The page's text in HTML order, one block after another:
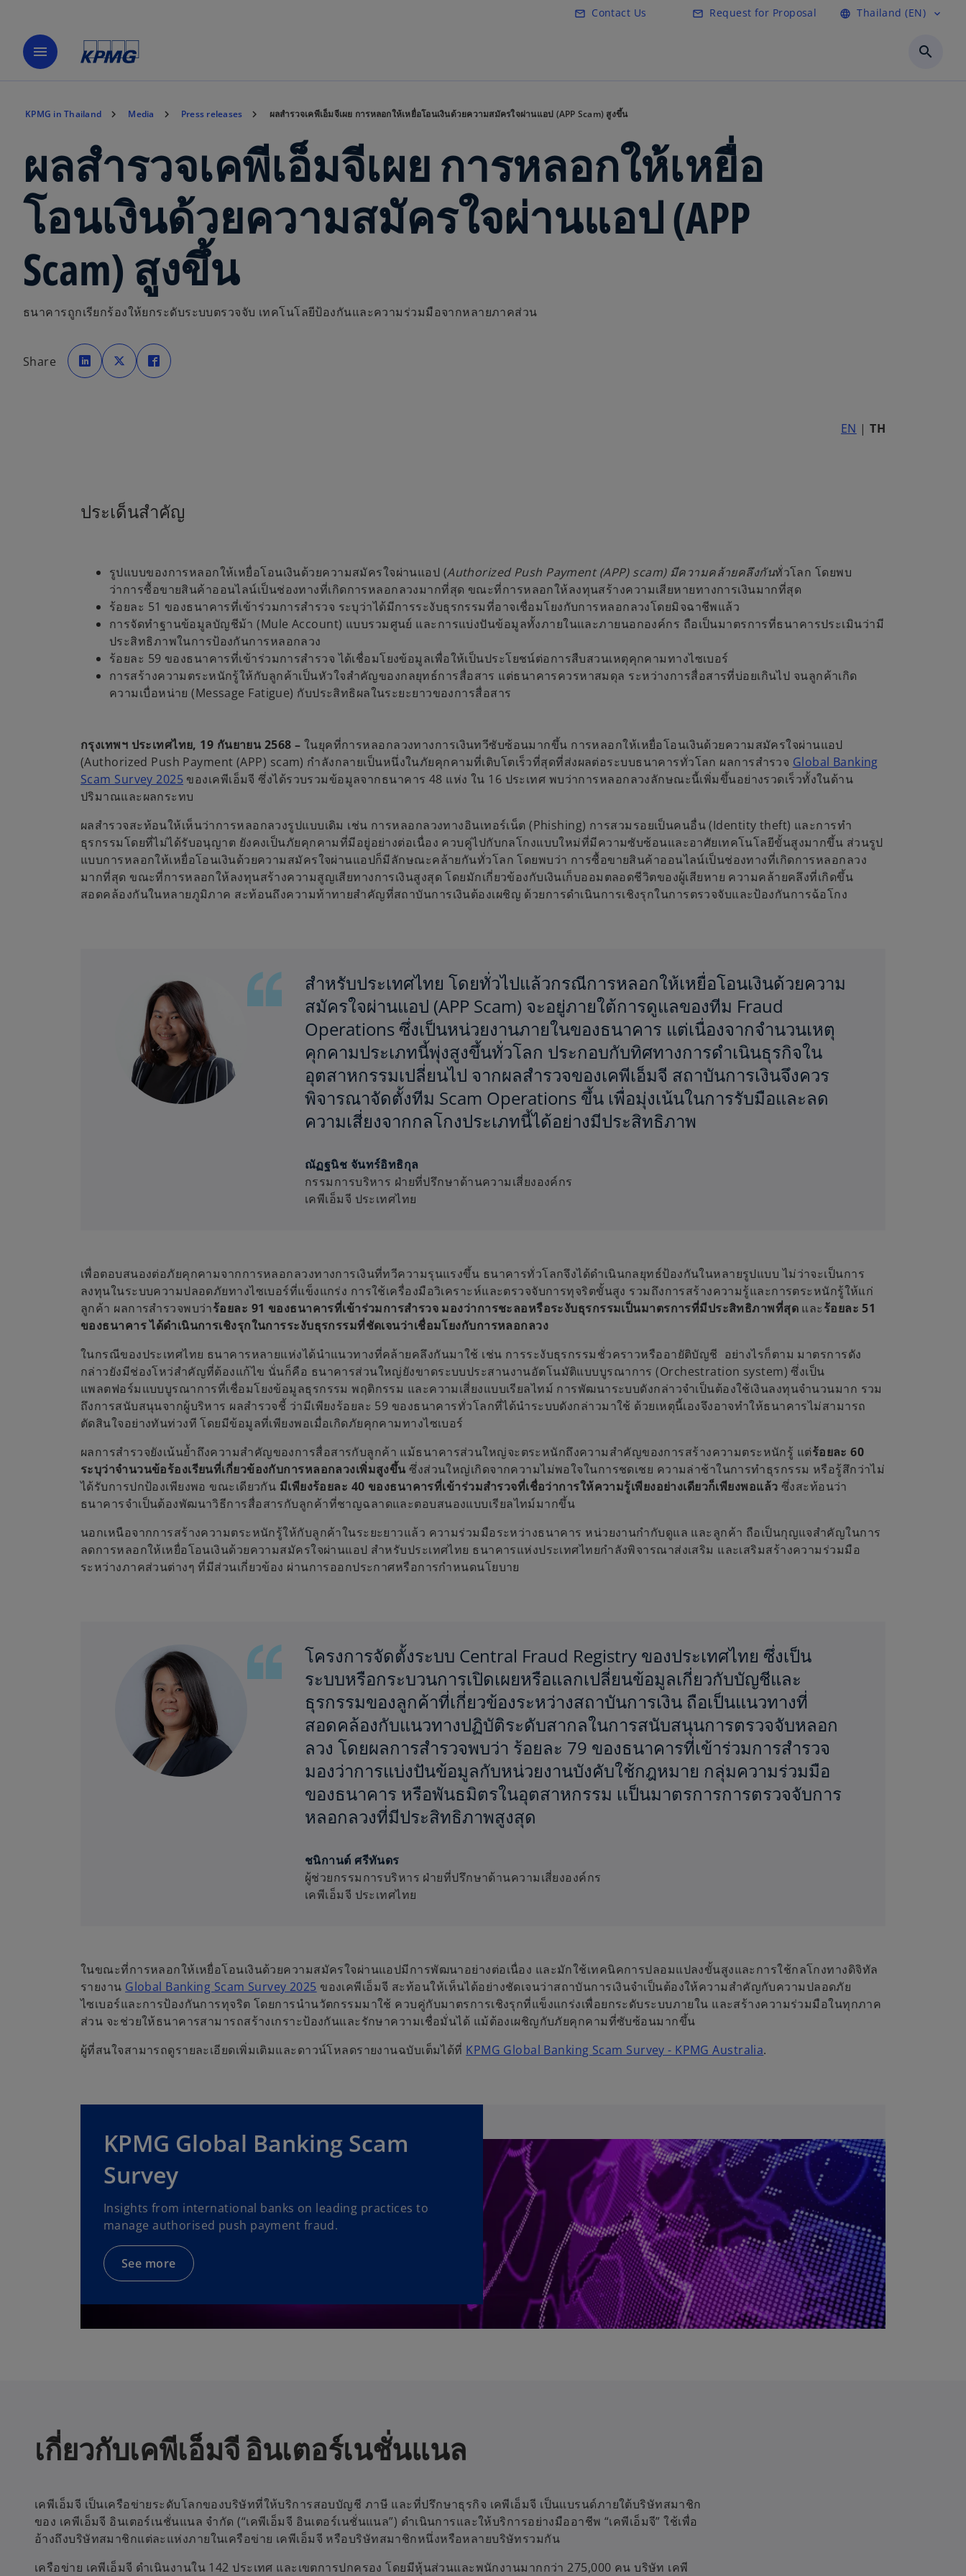
Skip to main content
mail_outline Contact Us mail_outline Request for Proposal language Thailand (EN) expand_more
menu search
KPMG in Thailand Media Press releases ผลสำรวจเคพีเอ็มจีเผย การหลอกให้เหยื่อโอนเงินด้วยความสมัครใจผ่านแอป (APP Scam) สูงขึ้น
ผลสำรวจเคพีเอ็มจีเผย การหลอกให้เหยื่อ
โอนเงินด้วยความสมัครใจผ่านแอป (APP
Scam) สูงขึ้น
ธนาคารถูกเรียกร้องให้ยกระดับระบบตรวจจับ เทคโนโลยีป้องกันและความร่วมมือจากหลายภาคส่วน
Share
o
p
e
n
o
p
e
n
p
e
EN |TH
ประเด็นสำคัญ
รูปแบบของการหลอกให้เหยื่อโอนเงินด้วยความสมัครใจผ่านแอป (Authorized Push Payment (APP) scam) มีความคล้ายคลึงกันทั่วโลก โดยพบ
ว่าการซื้อขายสินค้าออนไลน์เป็นช่องทางที่เกิดการหลอกลวงมากที่สุด ขณะที่การหลอกให้ลงทุนสร้างความเสียหายทางการเงินมากที่สุด
ร้อยละ 51 ของธนาคารที่เข้าร่วมการสำรวจ ระบุว่าได้มีการระงับธุรกรรมที่อาจเชื่อมโยงกับการหลอกลวงโดยมิจฉาชีพแล้ว
การจัดทำฐานข้อมูลบัญชีม้า (Mule Account) แบบรวมศูนย์ และการแบ่งปันข้อมูลทั้งภายในและภายนอกองค์กร ถือเป็นมาตรการที่ธนาคารประเมินว่ามี
ประสิทธิภาพในการป้องกันการหลอกลวง
ร้อยละ 59 ของธนาคารที่เข้าร่วมการสำรวจ ได้เชื่อมโยงข้อมูลเพื่อให้เป็นประโยชน์ต่อการสืบสวนเหตุคุกคามทางไซเบอร์
การสร้างความตระหนักรู้ให้กับลูกค้าเป็นหัวใจสำคัญของกลยุทธ์การสื่อสาร แต่ธนาคารควรหาสมดุล ระหว่างการสื่อสารที่บ่อยเกินไป จนลูกค้าเกิด
ความเบื่อหน่าย (Message Fatigue) กับประสิทธิผลในระยะยาวของการสื่อสาร
กรุงเทพฯ ประเทศไทย, 19 กันยายน 2568 – ในยุคที่การหลอกลวงทางการเงินทวีซับซ้อนมากขึ้น การหลอกให้เหยื่อโอนเงินด้วยความสมัครใจผ่านแอป
(Authorized Push Payment (APP) scam) กำลังกลายเป็นหนึ่งในภัยคุกคามที่เติบโตเร็วที่สุดที่ส่งผลต่อระบบธนาคารทั่วโลก ผลการสำรวจ Global Banking
Scam Survey 2025 ของเคพีเอ็มจี ซึ่งได้รวบรวมข้อมูลจากธนาคาร 48 แห่ง ใน 16 ประเทศ พบว่าการหลอกลวงลักษณะนี้เพิ่มขึ้นอย่างรวดเร็วทั้งในด้าน
ปริมาณและผลกระทบ
ผลสำรวจสะท้อนให้เห็นว่าการหลอกลวงรูปแบบเดิม เช่น การหลอกลวงทางอินเทอร์เน็ต (Phishing) การสวมรอยเป็นคนอื่น (Identity theft) และการทำ
ธุรกรรมโดยที่ไม่ได้รับอนุญาต ยังคงเป็นภัยคุกคามที่มีอยู่อย่างต่อเนื่อง ควบคู่ไปกับกลโกงแบบใหม่ที่มีความซับซ้อนและอาศัยเทคโนโลยีขั้นสูงมากขึ้น ส่วนรูป
แบบการหลอกให้เหยื่อโอนเงินด้วยความสมัครใจผ่านแอปก็มีลักษณะคล้ายกันทั่วโลก โดยพบว่า การซื้อขายสินค้าออนไลน์เป็นช่องทางที่เกิดการหลอกลวง
มากที่สุด ขณะที่การหลอกให้ลงทุนสร้างความสูญเสียทางการเงินสูงสุด โดยมักเกี่ยวข้องกับเงินเก็บออมตลอดชีวิตของผู้เสียหาย ความคล้ายคลึงที่เกิดขึ้น
สอดคล้องกันในหลายภูมิภาค สะท้อนถึงความท้าทายสำคัญที่สถาบันการเงินต้องเผชิญ ด้วยการดำเนินการเชิงรุกในการตรวจจับและป้องกันการฉ้อโกง
สำหรับประเทศไทย โดยทั่วไปแล้วกรณีการหลอกให้เหยื่อโอนเงินด้วยความ
สมัครใจผ่านแอป (APP Scam) จะอยู่ภายใต้การดูแลของทีม Fraud
Operations ซึ่งเป็นหน่วยงานภายในของธนาคาร แต่เนื่องจากจำนวนเหตุ
คุกคามประเภทนี้พุ่งสูงขึ้นทั่วโลก ประกอบกับทิศทางการดำเนินธุรกิจใน
อุตสาหกรรมเปลี่ยนไป จากผลสำรวจของเคพีเอ็มจี สถาบันการเงินจึงควร
พิจารณาจัดตั้งทีม Scam Operations ขึ้น เพื่อมุ่งเน้นในการรับมือและลด
ความเสี่ยงจากกลโกงประเภทนี้ได้อย่างมีประสิทธิภาพ
ณัฏฐนิช จันทร์อิทธิกุล
กรรมการบริหาร ฝ่ายที่ปรึกษาด้านความเสี่ยงองค์กร
เคพีเอ็มจี ประเทศไทย
เพื่อตอบสนองต่อภัยคุกคามจากการหลอกลวงทางการเงินที่ทวีความรุนแรงขึ้น ธนาคารทั่วโลกจึงได้ดำเนินกลยุทธ์ป้องกันในหลายรูปแบบ ไม่ว่าจะเป็นการ
ลงทุนในระบบความปลอดภัยทางไซเบอร์ที่แข็งแกร่ง การใช้เครื่องมือวิเคราะห์และตรวจจับการทุจริตขั้นสูง รวมถึงการสร้างความรู้และการตระหนักรู้ให้แก่
ลูกค้า ผลการสำรวจพบว่าร้อยละ 91 ของธนาคารที่เข้าร่วมการสำรวจ มองว่าการชะลอหรือระงับธุรกรรมเป็นมาตรการที่มีประสิทธิภาพที่สุด และร้อยละ 51
ของธนาคาร ได้ดำเนินการเชิงรุกในการระงับธุรกรรมที่ชัดเจนว่าเชื่อมโยงกับการหลอกลวง
ในกรณีของประเทศไทย ธนาคารหลายแห่งได้นำแนวทางที่คล้ายคลึงกันมาใช้ เช่น การระงับธุรกรรมชั่วคราวหรืออายัติบัญชี อย่างไรก็ตาม มาตรการดัง
กล่าวยังมีช่องโหว่สำคัญที่ต้องแก้ไข นั่นก็คือ ธนาคารส่วนใหญ่ยังขาดระบบประสานงานอัตโนมัติแบบบูรณาการ (Orchestration system) ซึ่งเป็น
แพลตฟอร์มแบบบูรณาการที่เชื่อมโยงข้อมูลธุรกรรม พฤติกรรม และความเสี่ยงแบบเรียลไทม์ การพัฒนาระบบดังกล่าวจำเป็นต้องใช้เงินลงทุนจำนวนมาก รวม
ถึงการสนับสนุนจากผู้บริหาร ผลสำรวจชี้ ว่ามีเพียงร้อยละ 59 ของธนาคารทั่วโลกที่ได้นำระบบดังกล่าวมาใช้ ด้วยเหตุนี้เองจึงอาจทำให้ธนาคารไม่สามารถ
ตัดสินใจอย่างทันท่วงที โดยมีข้อมูลที่เพียงพอเมื่อเกิดภัยคุกคามทางไซเบอร์
ผลการสำรวจยังเน้นย้ำถึงความสำคัญของการสื่อสารกับลูกค้า แม้ธนาคารส่วนใหญ่จะตระหนักถึงความสำคัญของการสร้างความตระหนักรู้ แต่ร้อยละ 60
ระบุว่าจำนวนข้อร้องเรียนที่เกี่ยวข้องกับการหลอกลวงเพิ่มสูงขึ้น ซึ่งส่วนใหญ่เกิดจากความไม่พอใจในการชดเชย ความล่าช้าในการทำธุรกรรม หรือรู้สึกว่าไม่
ได้รับการปกป้องเพียงพอ ขณะเดียวกัน มีเพียงร้อยละ 40 ของธนาคารที่เข้าร่วมสำรวจที่เชื่อว่าการให้ความรู้เพียงอย่างเดียวก็เพียงพอแล้ว ซึ่งสะท้อนว่า
ธนาคารจำเป็นต้องพัฒนาวิธีการสื่อสารกับลูกค้าที่ชาญฉลาดและตอบสนองแบบเรียลไทม์มากขึ้น
นอกเหนือจากการสร้างความตระหนักรู้ให้กับลูกค้าในระยะยาวแล้ว ความร่วมมือระหว่างธนาคาร หน่วยงานกำกับดูแล และลูกค้า ถือเป็นกุญแจสำคัญในการ
ลดการหลอกให้เหยื่อโอนเงินด้วยความสมัครใจผ่านแอป สำหรับประเทศไทย ธนาคารแห่งประเทศไทยกำลังพิจารณาส่งเสริม และเสริมสร้างความร่วมมือ
ระหว่างภาคส่วนต่างๆ ที่มีส่วนเกี่ยวข้อง ผ่านการออกประกาศหรือการกำหนดนโยบาย
โครงการจัดตั้งระบบ Central Fraud Registry ของประเทศไทย ซึ่งเป็น
ระบบหรือกระบวนการเปิดเผยหรือแลกเปลี่ยนข้อมูลเกี่ยวกับบัญชีและ
ธุรกรรมของลูกค้าที่เกี่ยวข้องระหว่างสถาบันการเงิน ถือเป็นแนวทางที่
สอดคล้องกับแนวทางปฏิบัติระดับสากลในการสนับสนุนการตรวจจับหลอก
ลวง โดยผลการสำรวจพบว่า ร้อยละ 79 ของธนาคารที่เข้าร่วมการสำรวจ
มองว่าการแบ่งปันข้อมูลกับหน่วยงานบังคับใช้กฎหมาย กลุ่มความร่วมมือ
ของธนาคาร หรือพันธมิตรในอุตสาหกรรม เเป็นมาตรการการตรวจจับการ
หลอกลวงที่มีประสิทธิภาพสูงสุด
ชนิกานต์ ศรีทันดร
ผู้ช่วยกรรมการบริหาร ฝ่ายที่ปรึกษาด้านความเสี่ยงองค์กร
เคพีเอ็มจี ประเทศไทย
ในขณะที่การหลอกให้เหยื่อโอนเงินด้วยความสมัครใจผ่านแอปมีการพัฒนาอย่างต่อเนื่อง และมักใช้เทคนิคการปลอมแปลงขั้นสูงและการใช้กลโกงทางดิจิทัล
รายงาน Global Banking Scam Survey 2025 ของเคพีเอ็มจี สะท้อนให้เห็นได้อย่างชัดเจนว่าสถาบันการเงินจำเป็นต้องให้ความสำคัญกับความปลอดภัย
ไซเบอร์และการป้องกันการทุจริต โดยการนำนวัตกรรมมาใช้ ควบคู่กับมาตรการเชิงรุกที่แข็งแกร่งเพื่อยกระดับระบบภายใน และสร้างความร่วมมือในทุกภาค
ส่วน จะช่วยให้ธนาคารสามารถสร้างเกราะป้องกันและรักษาความเชื่อมั่นได้ แม้ต้องเผชิญกับภัยคุกคามที่ซับซ้อนมากขึ้น
ผู้ที่สนใจสามารถดูรายละเอียดเพิ่มเติมและดาวน์โหลดรายงานฉบับเต็มได้ที่ KPMG Global Banking Scam Survey - KPMG Australia.
KPMG Global Banking Scam
Survey
Insights from international banks on leading practices to
manage authorised push payment fraud.
See more
เกี่ยวกับเคพีเอ็มจี อินเตอร์เนชั่นแนล
เคพีเอ็มจี เป็นเครือข่ายระดับโลกของบริษัทที่ให้บริการสอบบัญชี ภาษี และที่ปรึกษาธุรกิจ เคพีเอ็มจี เป็นแบรนด์ภายใต้บริษัทสมาชิก
ของ เคพีเอ็มจี อินเตอร์เนชั่นแนล จำกัด (“เคพีเอ็มจี อินเตอร์เนชั่นแนล”) ดำเนินการและให้บริการอย่างมืออาชีพ “เคพีเอ็มจี” ใช้เพื่อ
อ้างถึงบริษัทสมาชิกแต่ละแห่งภายในเครือข่าย เคพีเอ็มจี หรือบริษัทสมาชิกหนึ่งหรือหลายบริษัทรวมกัน
เครือข่าย เคพีเอ็มจี ดำเนินงานใน 142 ประเทศ และเขตการปกครอง โดยมีหุ้นส่วนและพนักงานมากกว่า 275,000 คนบริษัท เคพี